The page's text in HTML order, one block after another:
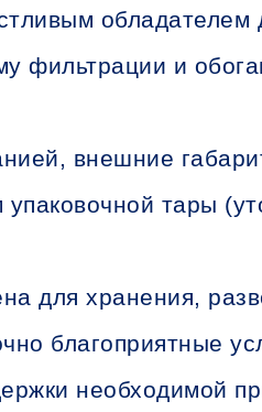
обладателем
фильтрации и
внешние
тары
для хранения,
благоприятные
необходимой